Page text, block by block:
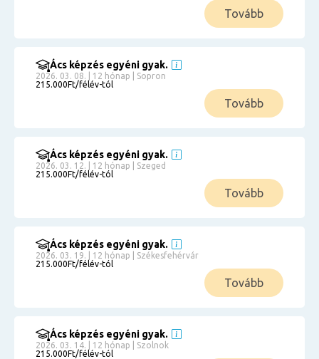
Tovább
Ács képzés egyéni gyak.
2026. 03. 08. | 12 hónap | Sopron
215.000Ft/félév-tól
Tovább
Ács képzés egyéni gyak.
2026. 03. 12. | 12 hónap | Szeged
215.000Ft/félév-tól
Tovább
Ács képzés egyéni gyak.
2026. 03. 19. | 12 hónap | Székesfehérvár
215.000Ft/félév-tól
Tovább
Ács képzés egyéni gyak.
2026. 03. 14. | 12 hónap | Szolnok
215.000Ft/félév-tól